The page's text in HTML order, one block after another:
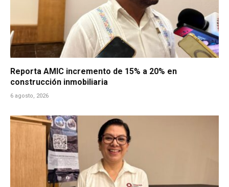
Reporta AMIC incremento de 15% a 20% en
construcción inmobiliaria
6 agosto, 2026